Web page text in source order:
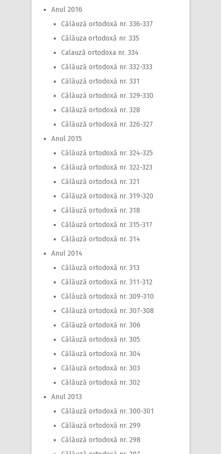
Anul 2016
Călăuză ortodoxă nr. 336-337
Călăuza ortodoxă nr. 335
Calauză ortodoxa nr. 334
Călăuză ortodoxă nr. 332-333
Călăuză ortodoxă nr. 331
Călăuză ortodoxă nr. 329-330
Călăuză ortodoxă nr. 328
Călăuză ortodoxă nr. 326-327
Anul 2015
Călăuză ortodoxă nr. 324-325
Călăuză ortodoxă nr. 322-323
Călăuză ortodoxă nr. 321
Călăuză ortodoxă nr. 319-320
Călăuză ortodoxă nr. 318
Călăuză ortodoxă nr. 315-317
Călăuză ortodoxă nr. 314
Anul 2014
Călăuză ortodoxă nr. 313
Călăuză ortodoxă nr. 311-312
Călăuză ortodoxă nr. 309-310
Călăuză ortodoxă nr. 307-308
Călăuză ortodoxă nr. 306
Călăuză ortodoxă nr. 305
Călăuză ortodoxă nr. 304
Călăuză ortodoxă nr. 303
Călăuză ortodoxă nr. 302
Anul 2013
Călăuză ortodoxă nr. 300-301
Călăuză ortodoxă nr. 299
Călăuză ortodoxă nr. 298